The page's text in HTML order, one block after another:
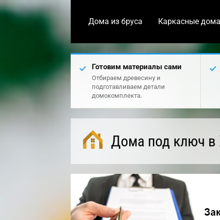
Дома из бруса Каркасные дома
Готовим материалы сами
Отбираем древесину и
подготавливаем детали
домокомплекта.
Дома под ключ в